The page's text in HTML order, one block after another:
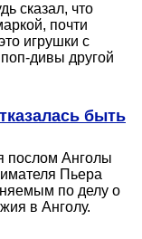
сказал, что
почти
игрушки с
дивы другой
быть
послом Анголы
Пьера
по делу о
в Анголу.